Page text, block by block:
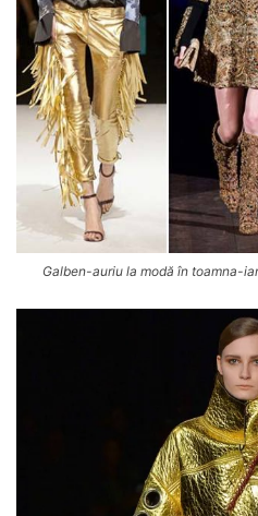
Galben-auriu la modă în toamna-